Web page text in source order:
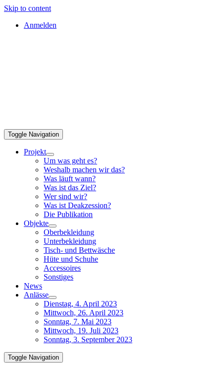
Skip to content
Anmelden
Toggle Navigation
Projekt
Um was geht es?
Weshalb machen wir das?
Was läuft wann?
Was ist das Ziel?
Wer sind wir?
Was ist Deakzession?
Die Publikation
Objekte
Oberbekleidung
Unterbekleidung
Tisch- und Bettwäsche
Hüte und Schuhe
Accessoires
Sonstiges
News
Anlässe
Dienstag, 4. April 2023
Mittwoch, 26. April 2023
Sonntag, 7. Mai 2023
Mittwoch, 19. Juli 2023
Sonntag, 3. September 2023
Toggle Navigation